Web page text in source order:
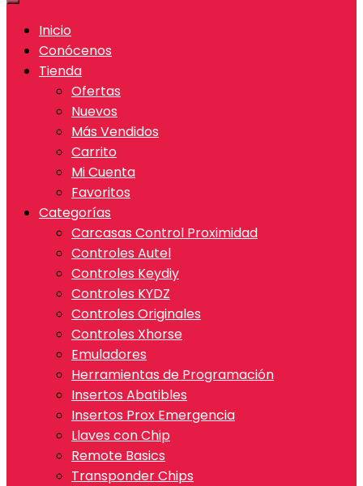
Inicio
Conócenos
Tienda
Ofertas
Nuevos
Más Vendidos
Carrito
Mi Cuenta
Favoritos
Categorías
Carcasas Control Proximidad
Controles Autel
Controles Keydiy
Controles KYDZ
Controles Originales
Controles Xhorse
Emuladores
Herramientas de Programación
Insertos Abatibles
Insertos Prox Emergencia
Llaves con Chip
Remote Basics
Transponder Chips